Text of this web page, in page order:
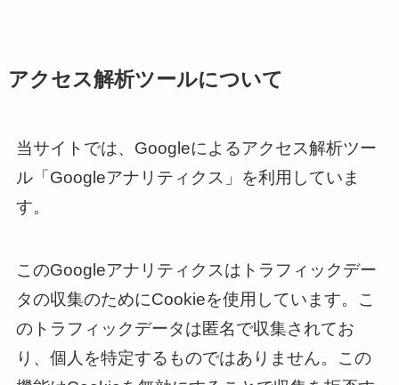
アクセス解析ツールについて
当サイトでは、Googleによるアクセス解析ツー
ル「Googleアナリティクス」を利用していま
す。
このGoogleアナリティクスはトラフィックデー
タの収集のためにCookieを使用しています。こ
のトラフィックデータは匿名で収集されてお
り、個人を特定するものではありません。この